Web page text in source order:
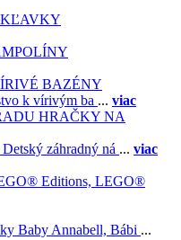
BAZÉNY
k vírivým ba ... viac
HRAČKY NA
Detský záhradný ná ... viac
Editions, LEGO®
Baby Annabell, Bábi ...